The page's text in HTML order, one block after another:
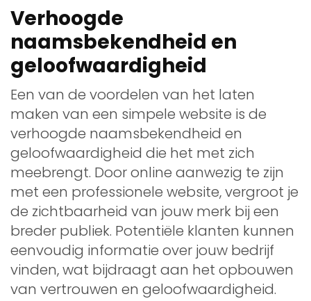
Verhoogde
naamsbekendheid en
geloofwaardigheid
Een van de voordelen van het laten
maken van een simpele website is de
verhoogde naamsbekendheid en
geloofwaardigheid die het met zich
meebrengt. Door online aanwezig te zijn
met een professionele website, vergroot je
de zichtbaarheid van jouw merk bij een
breder publiek. Potentiële klanten kunnen
eenvoudig informatie over jouw bedrijf
vinden, wat bijdraagt aan het opbouwen
van vertrouwen en geloofwaardigheid.